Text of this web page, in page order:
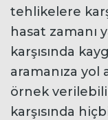
tehlikelere
hasat zamanı
karşısında
aramanıza yol
örnek
karşısında